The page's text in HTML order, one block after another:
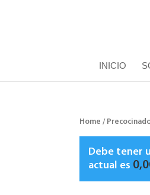
INICIO
Home /
Debe tener
actual es